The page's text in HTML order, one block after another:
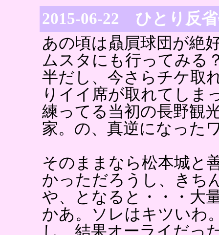
2015-06-22 ひとり反
あの頃は贔屓球団が絶
ムスタにも行ってみる
半だし、今さらチケ取
りイイ席が取れてしま
練ってる当初の長野
家。の、真逆になった
そのままなら松本城と
かっただろうし、きち
や、となると・・・大
かあ。ソレはキツいわ
し、結果オーライだっ